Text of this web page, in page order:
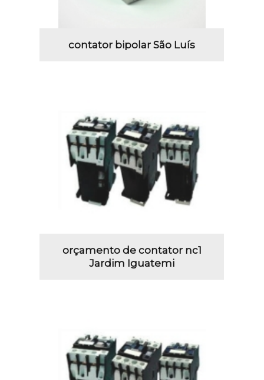
contator bipolar São Luís
orçamento de contator nc1
Jardim Iguatemi